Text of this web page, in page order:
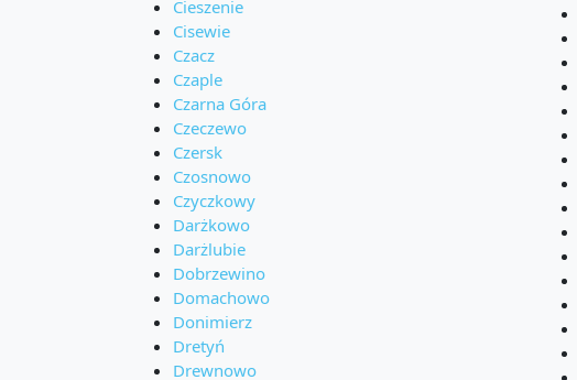
Cieszenie
Cisewie
Czacz
Czaple
Czarna Góra
Czeczewo
Czersk
Czosnowo
Czyczkowy
Darżkowo
Darżlubie
Dobrzewino
Domachowo
Donimierz
Dretyń
Drewnowo